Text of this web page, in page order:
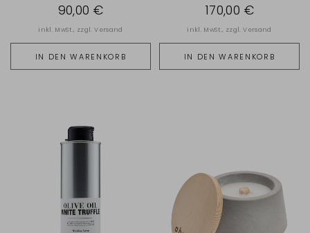
IN DEN WARENKORB
90,00 €
inkl. MwSt., zzgl.Versand
IN DEN WARENKORB
170,00 €
inkl. MwSt., zzgl.Versand